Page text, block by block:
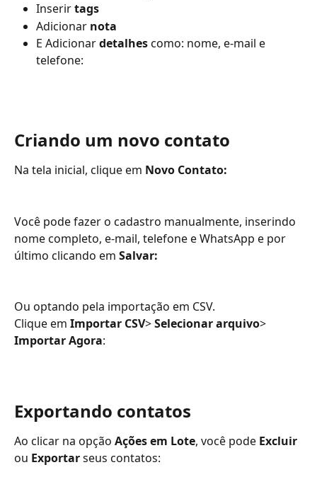
Inserir tags
Adicionar nota
E Adicionar detalhes como: nome, e-mail e
telefone:
Criando um novo contato
Na tela inicial, clique em Novo Contato:
Você pode fazer o cadastro manualmente, inserindo
nome completo, e-mail, telefone e WhatsApp e por
último clicando em Salvar:
Ou optando pela importação em CSV.
Clique em Importar CSV> Selecionar arquivo>
Importar Agora:
Exportando contatos
Ao clicar na opção Ações em Lote, você pode Excluir
ou Exportar seus contatos: